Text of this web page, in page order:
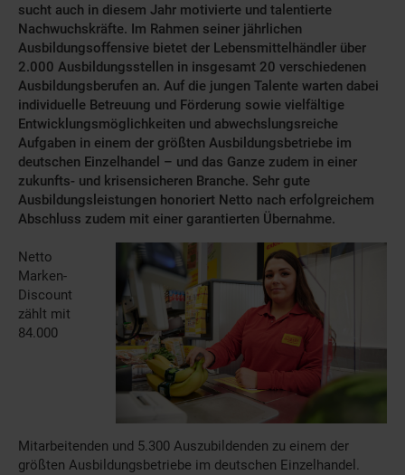
sucht auch in diesem Jahr motivierte und talentierte
Nachwuchskräfte. Im Rahmen seiner jährlichen
Ausbildungsoffensive bietet der Lebensmittelhändler über
2.000 Ausbildungsstellen in insgesamt 20 verschiedenen
Ausbildungsberufen an. Auf die jungen Talente warten dabei
individuelle Betreuung und Förderung sowie vielfältige
Entwicklungsmöglichkeiten und abwechslungsreiche
Aufgaben in einem der größten Ausbildungsbetriebe im
deutschen Einzelhandel – und das Ganze zudem in einer
zukunfts- und krisensicheren Branche. Sehr gute
Ausbildungsleistungen honoriert Netto nach erfolgreichem
Abschluss zudem mit einer garantierten Übernahme.
Netto
Marken-
Discount
zählt mit
84.000
Mitarbeitenden und 5.300 Auszubildenden zu einem der
größten Ausbildungsbetriebe im deutschen Einzelhandel.